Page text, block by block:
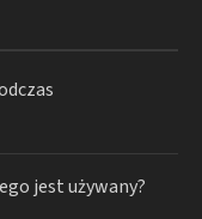
jest używany?